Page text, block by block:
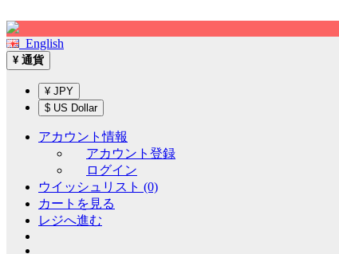
English
¥ 通貨
¥ JPY
$ US Dollar
アカウント情報
アカウント登録
ログイン
ウイッシュリスト (0)
カートを見る
レジへ進む